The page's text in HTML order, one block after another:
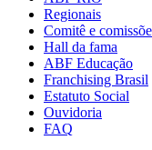
Regionais
Comitê e
Hall da fama
ABF Educação
Franchising Brasil
Estatuto Social
Ouvidoria
FAQ